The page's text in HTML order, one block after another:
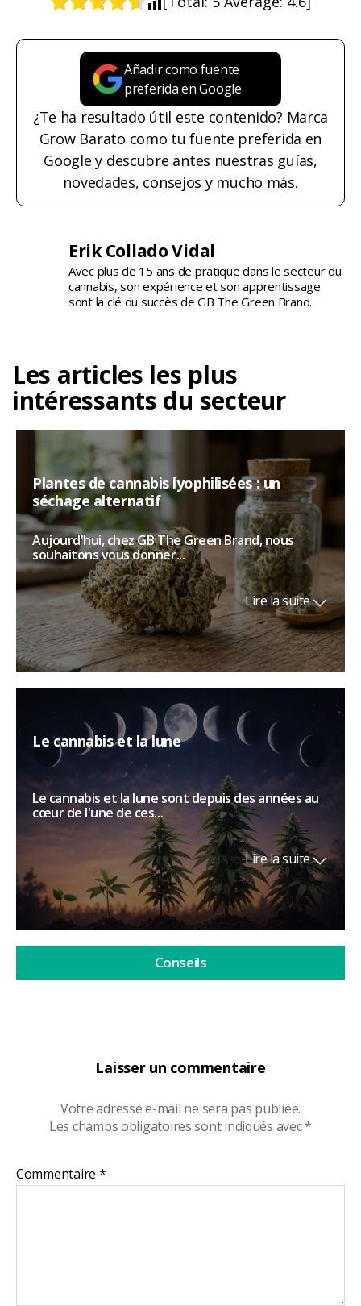
Añadir como fuente
preferida en Google
¿Te ha resultado útil este contenido? Marca
Grow Barato como tu fuente preferida en
Google y descubre antes nuestras guías,
novedades, consejos y mucho más.
Erik Collado Vidal
Avec plus de 15 ans de pratique dans le secteur du
cannabis, son expérience et son apprentissage
sont la clé du succès de GB The Green Brand.
Laisser un commentaire
Votre adresse e-mail ne sera pas publiée.
Les champs obligatoires sont indiqués avec*
Commentaire *
Les articles les plus
intéressants du secteur
Plantes de cannabis lyophilisées : un
séchage alternatif
Aujourd'hui, chez GB The Green Brand, nous
souhaitons vous donner...
Lire la suite
Le cannabis et la lune
Le cannabis et la lune sont depuis des années au
cœur de l'une de ces...
Lire la suite
Conseils